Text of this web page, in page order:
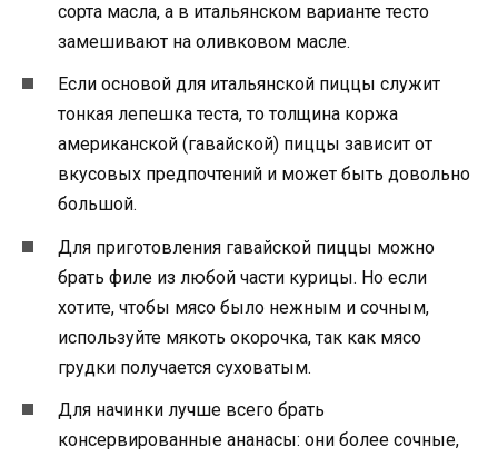
сорта масла, а в итальянском варианте тесто
замешивают на оливковом масле.
Если основой для итальянской пиццы служит
тонкая лепешка теста, то толщина коржа
американской (гавайской) пиццы зависит от
вкусовых предпочтений и может быть довольно
большой.
Для приготовления гавайской пиццы можно
брать филе из любой части курицы. Но если
хотите, чтобы мясо было нежным и сочным,
используйте мякоть окорочка, так как мясо
грудки получается суховатым.
Для начинки лучше всего брать
консервированные ананасы: они более сочные,